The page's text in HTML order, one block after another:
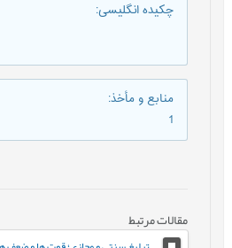
چکیده انگلیسی:
منابع و مأخذ:
مقالات مرتبط